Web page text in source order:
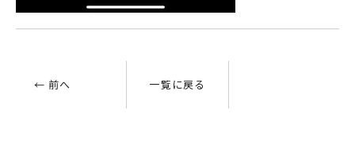
← 前へ 一覧に戻る